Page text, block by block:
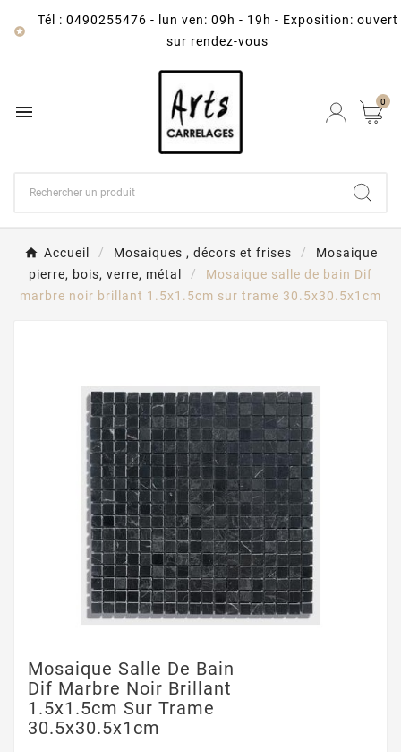

Tél : 0490255476 -
lun ven: 09h - 19h - Exposition: ouvert
sur rendez-vous
 0
Accueil Mosaiques , décors et frises
Mosaique
pierre, bois, verre, métal
Mosaique salle de bain Dif
marbre noir brillant 1.5x1.5cm sur trame 30.5x30.5x1cm
Mosaique Salle De Bain
Dif Marbre Noir Brillant
1.5x1.5cm Sur Trame
30.5x30.5x1cm